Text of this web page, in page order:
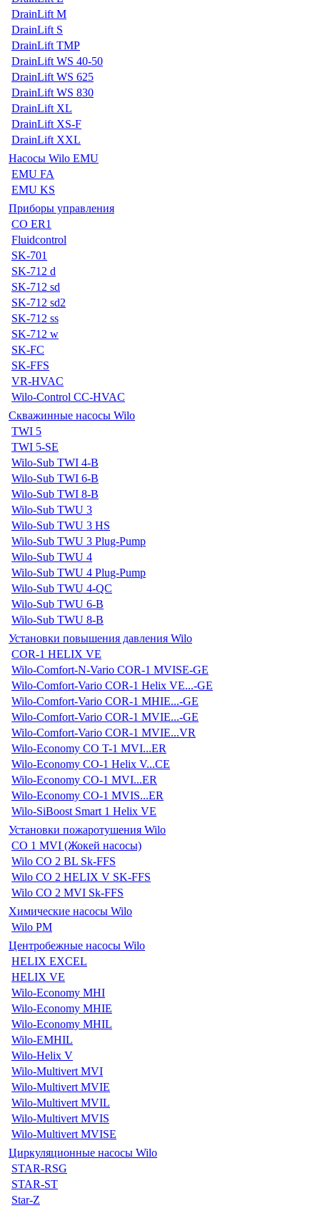
DrainLift M
DrainLift S
DrainLift TMP
DrainLift WS 40-50
DrainLift WS 625
DrainLift WS 830
DrainLift XL
DrainLift XS-F
DrainLift XXL
Насосы Wilo EMU
EMU FA
EMU KS
Приборы управления
CO ER1
Fluidcontrol
SK-701
SK-712 d
SK-712 sd
SK-712 sd2
SK-712 ss
SK-712 w
SK-FC
SK-FFS
VR-HVAC
Wilo-Control CC-HVAC
Скважинные насосы Wilo
TWI 5
TWI 5-SE
Wilo-Sub TWI 4-B
Wilo-Sub TWI 6-B
Wilo-Sub TWI 8-B
Wilo-Sub TWU 3
Wilo-Sub TWU 3 HS
Wilo-Sub TWU 3 Plug-Pump
Wilo-Sub TWU 4
Wilo-Sub TWU 4 Plug-Pump
Wilo-Sub TWU 4-QC
Wilo-Sub TWU 6-B
Wilo-Sub TWU 8-B
Установки повышения давления Wilo
COR-1 HELIX VE
Wilo-Comfort-N-Vario COR-1 MVISE-GE
Wilo-Comfort-Vario COR-1 Helix VE...-GE
Wilo-Comfort-Vario COR-1 MHIE...-GE
Wilo-Comfort-Vario COR-1 MVIE...-GE
Wilo-Comfort-Vario COR-1 MVIE...VR
Wilo-Economy CO T-1 MVI...ER
Wilo-Economy CO-1 Helix V...CE
Wilo-Economy CO-1 MVI...ER
Wilo-Economy CO-1 MVIS...ER
Wilo-SiBoost Smart 1 Helix VE
Установки пожаротушения Wilo
CO 1 MVI (Жокей насосы)
Wilo CO 2 BL Sk-FFS
Wilo CO 2 HELIX V SK-FFS
Wilo CO 2 MVI Sk-FFS
Химические насосы Wilo
Wilo PM
Центробежные насосы Wilo
HELIX EXCEL
HELIX VE
Wilo-Economy MHI
Wilo-Economy MHIE
Wilo-Economy MHIL
Wilo-EMHIL
Wilo-Helix V
Wilo-Multivert MVI
Wilo-Multivert MVIE
Wilo-Multivert MVIL
Wilo-Multivert MVIS
Wilo-Multivert MVISE
Циркуляционные насосы Wilo
STAR-RSG
STAR-ST
Star-Z